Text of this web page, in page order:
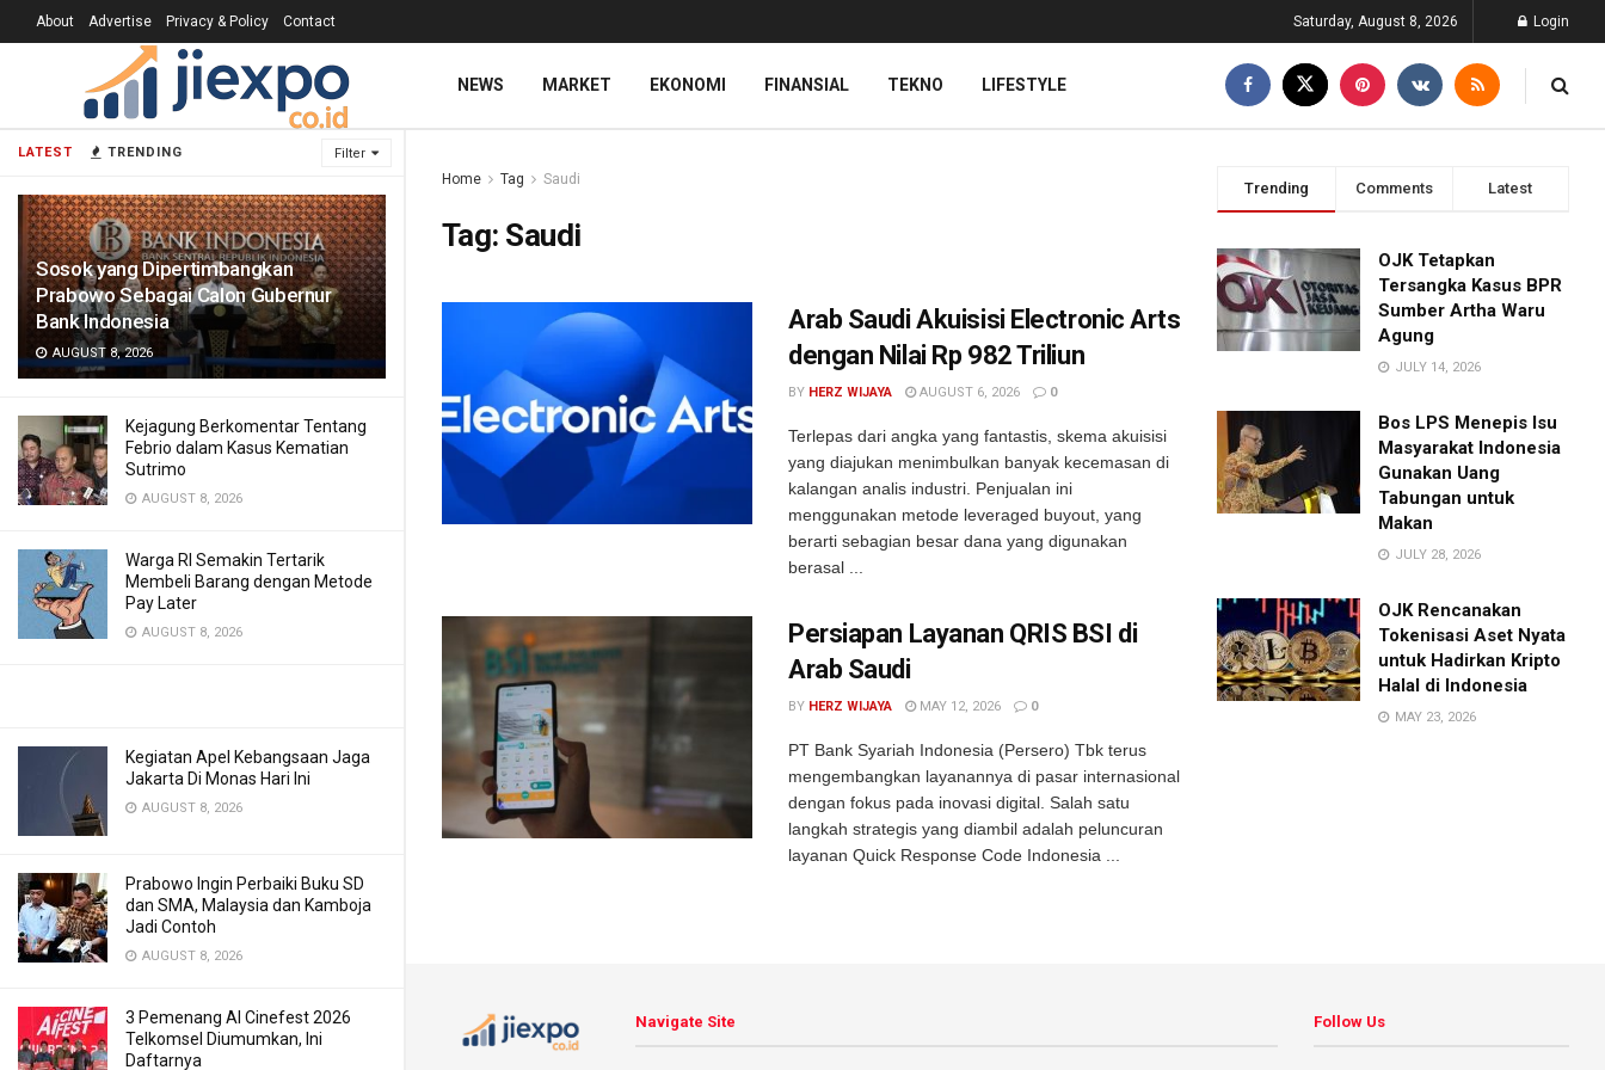
LATEST TRENDING Filter
Sosok yang Dipertimbangkan
Prabowo Sebagai Calon Gubernur
Bank Indonesia
AUGUST 8, 2026
Kejagung Berkomentar Tentang
Febrio dalam Kasus Kematian
Sutrimo
AUGUST 8, 2026
Warga RI Semakin Tertarik
Membeli Barang dengan Metode
Pay Later
AUGUST 8, 2026
Kegiatan Apel Kebangsaan Jaga
Jakarta Di Monas Hari Ini
AUGUST 8, 2026
Prabowo Ingin Perbaiki Buku SD
dan SMA, Malaysia dan Kamboja
Jadi Contoh
AUGUST 8, 2026
3 Pemenang AI Cinefest 2026
Telkomsel Diumumkan, Ini
Daftarnya
About Advertise Privacy & Policy Contact Saturday, August 8, 2026 Login
NEWS MARKET EKONOMI FINANSIAL TEKNO LIFESTYLE
Home Tag Saudi
Tag: Saudi
Arab Saudi Akuisisi Electronic Arts
dengan Nilai Rp 982 Triliun
BY HERZ WIJAYA AUGUST 6, 2026 0
Terlepas dari angka yang fantastis, skema akuisisi
yang diajukan menimbulkan banyak kecemasan di
kalangan analis industri. Penjualan ini
menggunakan metode leveraged buyout, yang
berarti sebagian besar dana yang digunakan
berasal ...
Persiapan Layanan QRIS BSI di
Arab Saudi
BY HERZ WIJAYA MAY 12, 2026 0
PT Bank Syariah Indonesia (Persero) Tbk terus
mengembangkan layanannya di pasar internasional
dengan fokus pada inovasi digital. Salah satu
langkah strategis yang diambil adalah peluncuran
layanan Quick Response Code Indonesia ...
Trending Comments Latest
OJK Tetapkan
Tersangka Kasus BPR
Sumber Artha Waru
Agung
JULY 14, 2026
Bos LPS Menepis Isu
Masyarakat Indonesia
Gunakan Uang
Tabungan untuk
Makan
JULY 28, 2026
OJK Rencanakan
Tokenisasi Aset Nyata
untuk Hadirkan Kripto
Halal di Indonesia
MAY 23, 2026
Navigate Site Follow Us